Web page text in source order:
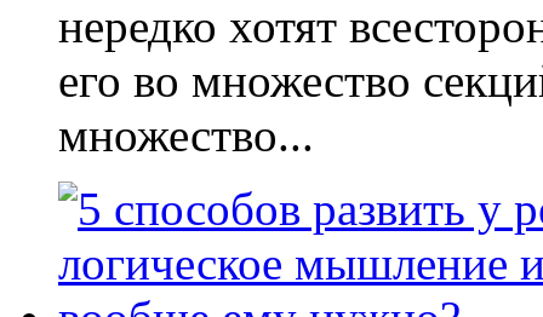
нередко хотят
его во множество
множество...